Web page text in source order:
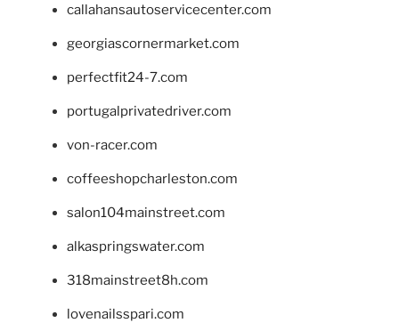
callahansautoservicecenter.com
georgiascornermarket.com
perfectfit24-7.com
portugalprivatedriver.com
von-racer.com
coffeeshopcharleston.com
salon104mainstreet.com
alkaspringswater.com
318mainstreet8h.com
lovenailsspari.com